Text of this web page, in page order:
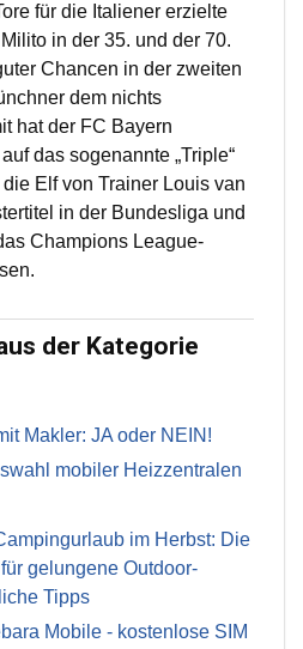
für die Italiener erzielte
in der 35. und der 70.
Chancen in der zweiten
dem nichts
hat der FC Bayern
das sogenannte „Triple“
Elf von Trainer Louis van
in der Bundesliga und
Champions League-
der Kategorie
Makler: JA oder NEIN!
mobiler Heizzentralen
im Herbst: Die
gelungene Outdoor-
Tipps
Mobile - kostenlose SIM